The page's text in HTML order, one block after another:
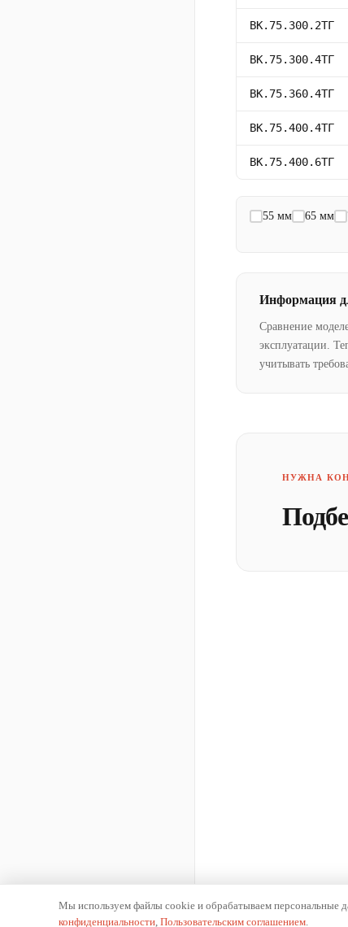
ВК.75.300.2ТГ
ВК.75.300.4ТГ
ВК.75.360.4ТГ
ВК.75.400.4ТГ
ВК.75.400.6ТГ
55 мм 65 мм
Информация
Сравнение
эксплуатации.
учитывать
НУЖНА
Мы используем файлы cookie и обрабатываем персональные
конфиденциальности, Пользовательским соглашением.